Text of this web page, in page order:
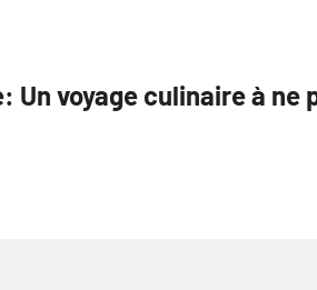
Un voyage culinaire à ne